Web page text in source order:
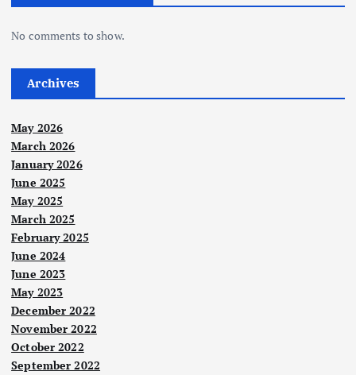
No comments to show.
Archives
May 2026
March 2026
January 2026
June 2025
May 2025
March 2025
February 2025
June 2024
June 2023
May 2023
December 2022
November 2022
October 2022
September 2022